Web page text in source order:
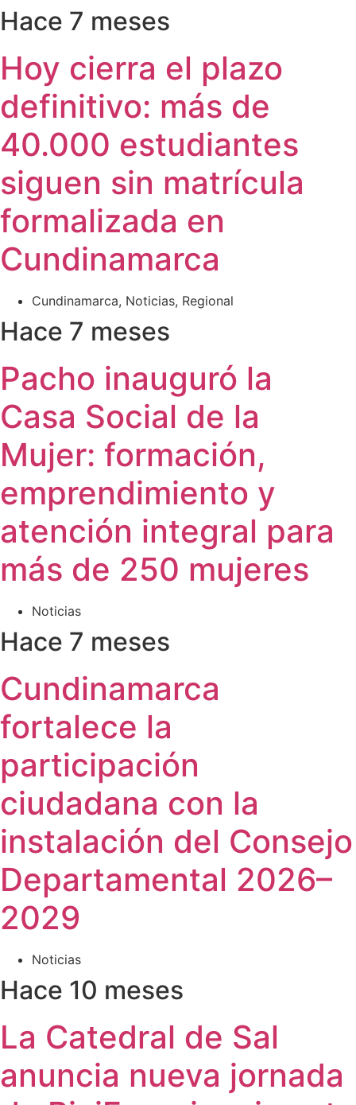
Hace 7 meses
Hoy cierra el plazo
definitivo: más de
40.000 estudiantes
siguen sin matrícula
formalizada en
Cundinamarca
Cundinamarca, Noticias, Regional
Hace 7 meses
Pacho inauguró la
Casa Social de la
Mujer: formación,
emprendimiento y
atención integral para
más de 250 mujeres
Noticias
Hace 7 meses
Cundinamarca
fortalece la
participación
ciudadana con la
instalación del Consejo
Departamental 2026–
2029
Noticias
Hace 10 meses
La Catedral de Sal
anuncia nueva jornada